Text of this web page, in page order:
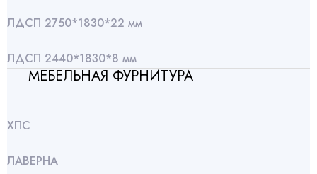
ЛДСП 2750*1830*22 мм
ЛДСП 2440*1830*8 мм
МЕБЕЛЬНАЯ ФУРНИТУРА
ХПС
ЛАВЕРНА